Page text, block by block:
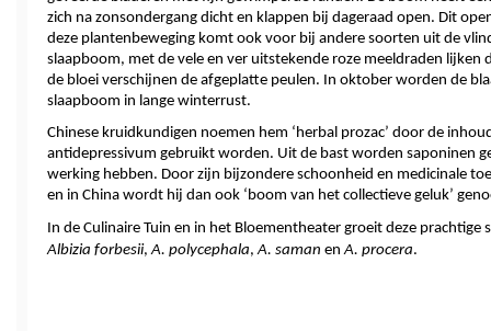
zich na zonsondergang dicht en klappen bij dageraad open. Dit
deze plantenbeweging komt ook voor bij andere soorten uit de
slaapboom, met de vele en ver uitstekende roze meeldraden
de bloei verschijnen de afgeplatte peulen. In oktober worden de
slaapboom in lange winterrust.
Chinese kruidkundigen noemen hem ‘herbal prozac’ door de
antidepressivum gebruikt worden. Uit de bast worden saponinen
werking hebben. Door zijn bijzondere schoonheid en medicinale
en in China wordt hij dan ook ‘boom van het collectieve geluk’
Albizia forbesii, A. polycephala, A. saman en A. procera.